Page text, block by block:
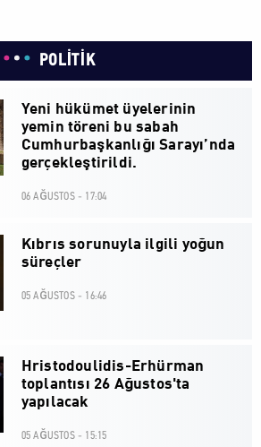
POLİTİK
Yeni hükümet üyelerinin
yemin töreni bu sabah
Cumhurbaşkanlığı Sarayı’nda
gerçekleştirildi.
06 AĞUSTOS - 17:04
Kıbrıs sorunuyla ilgili yoğun
süreçler
05 AĞUSTOS - 16:46
Hristodoulidis-Erhürman
toplantısı 26 Ağustos'ta
yapılacak
05 AĞUSTOS - 15:15